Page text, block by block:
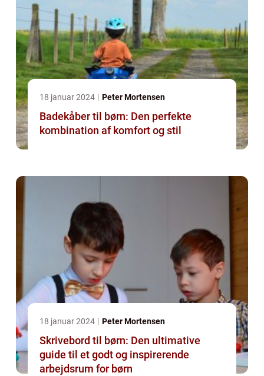
18 januar 2024 Peter Mortensen
Badekåber til børn: Den perfekte
kombination af komfort og stil
18 januar 2024 Peter Mortensen
Skrivebord til børn: Den ultimative
guide til et godt og inspirerende
arbejdsrum for børn